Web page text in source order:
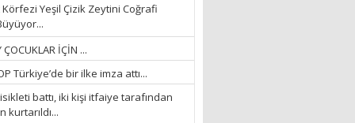
Yeşil Çizik Zeytini Coğrafi
ÇOCUKLAR İÇİN ...
Türkiye’de bir ilke imza attı...
battı, iki kişi itfaiye tarafından
kurtarıldı...